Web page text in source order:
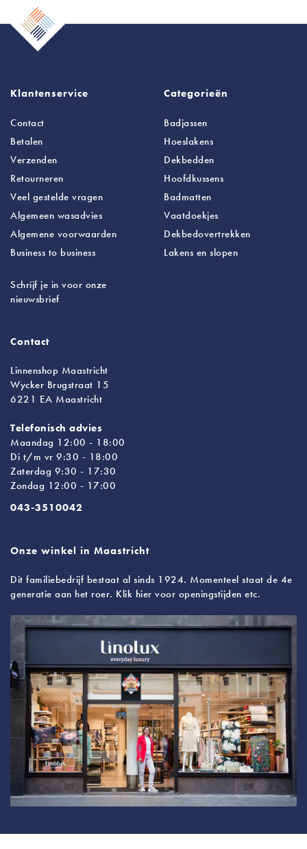
Klantenservice
Contact
Betalen
Verzenden
Retourneren
Veel gestelde vragen
Algemeen wasadvies
Algemene voorwaarden
Business to business
Schrijf je in voor onze
nieuwsbrief
Categorieën
Badjassen
Hoeslakens
Dekbedden
Hoofdkussens
Badmatten
Vaatdoekjes
Dekbedovertrekken
Lakens en slopen
Contact
Linnenshop Maastricht
Wycker Brugstraat 15
6221 EA Maastricht
Telefonisch advies
Maandag 12:00 - 18:00
Di t/m vr 9:30 - 18:00
Zaterdag 9:30 - 17:30
Zondag 12:00 - 17:00
043-3510042
Onze winkel in Maastricht
Dit familiebedrijf bestaat al sinds 1924. Momenteel staat de 4e
generatie aan het roer. Klik hier voor openingstijden etc.